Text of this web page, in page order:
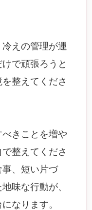
えの管理が運
で頑張ろうと
整えてくださ
きことを増や
整えてくださ
、短い片づ
味な行動が、
なります。